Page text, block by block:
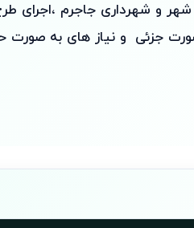
و شهرداری جاجرم ،اجرای
جزئی و نیاز های به صورت